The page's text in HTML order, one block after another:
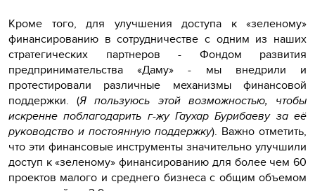
Кроме того, для улучшения доступа к «зеленому»
финансированию в сотрудничестве с одним из наших
стратегических партнеров - Фондом развития
предпринимательства «Даму» - мы внедрили и
протестировали различные механизмы финансовой
поддержки. (Я пользуюсь этой возможностью, чтобы
искренне поблагодарить г-жу Гаухар Бурибаеву за её
руководство и постоянную поддержку). Важно отметить,
что эти финансовые инструменты значительно улучшили
доступ к «зеленому» финансированию для более чем 60
проектов малого и среднего бизнеса с общим объемом